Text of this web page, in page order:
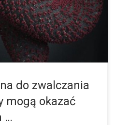
i jednocześnie chronią
jak na […]
do zwalczania
mogą okazać
…